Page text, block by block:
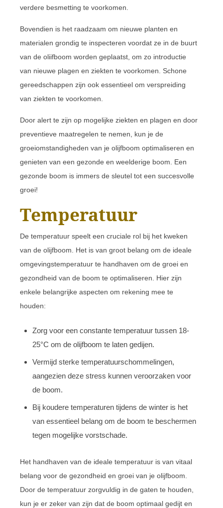
verdere besmetting te voorkomen.
Bovendien is het raadzaam om nieuwe planten en
materialen grondig te inspecteren voordat ze in de buurt
van de oliifboom worden geplaatst, om zo introductie
van nieuwe plagen en ziekten te voorkomen. Schone
gereedschappen zijn ook essentieel om verspreiding
van ziekten te voorkomen.
Door alert te zijn op mogelijke ziekten en plagen en door
preventieve maatregelen te nemen, kun je de
groeiomstandigheden van je olijfboom optimaliseren en
genieten van een gezonde en weelderige boom. Een
gezonde boom is immers de sleutel tot een succesvolle
groei!
Temperatuur
De temperatuur speelt een cruciale rol bij het kweken
van de olijfboom. Het is van groot belang om de ideale
omgevingstemperatuur te handhaven om de groei en
gezondheid van de boom te optimaliseren. Hier zijn
enkele belangrijke aspecten om rekening mee te
houden:
Zorg voor een constante temperatuur tussen 18-
25°C om de olijfboom te laten gedijen.
Vermijd sterke temperatuurschommelingen,
aangezien deze stress kunnen veroorzaken voor
de boom.
Bij koudere temperaturen tijdens de winter is het
van essentieel belang om de boom te beschermen
tegen mogelijke vorstschade.
Het handhaven van de ideale temperatuur is van vitaal
belang voor de gezondheid en groei van je olijfboom.
Door de temperatuur zorgvuldig in de gaten te houden,
kun je er zeker van zijn dat de boom optimaal gedijt en